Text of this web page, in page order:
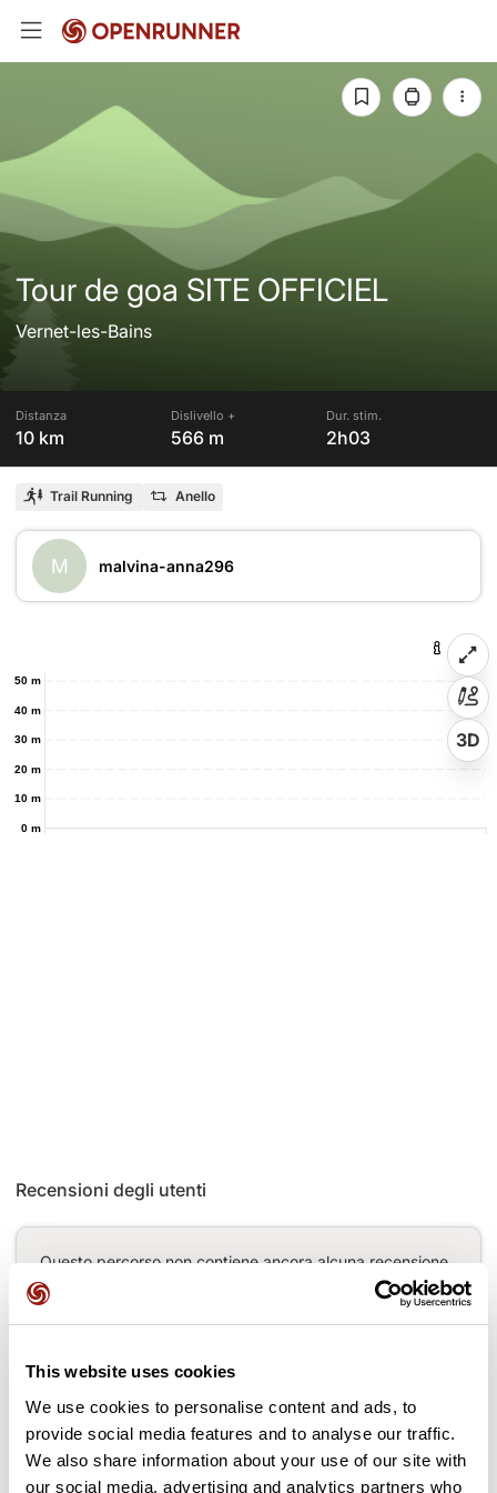
This website uses cookies
We use cookies to personalise content and ads, to
provide social media features and to analyse our traffic.
We also share information about your use of our site with
our social media, advertising and analytics partners who
Tour de goa SITE OFFICIEL
Vernet-les-Bains
Distanza
10 km
Dislivello +
566 m
Dur. stim.
2h03
Trail Running Anello
M malvina-anna296
0 m
10 m
20 m
30 m
40 m
50 m
3D
Recensioni degli utenti
Questo percorso non contiene ancora alcuna recensione.
L'hai già effettuato? Sii il primo a inviare una recensione!
Aggiungi una recensione